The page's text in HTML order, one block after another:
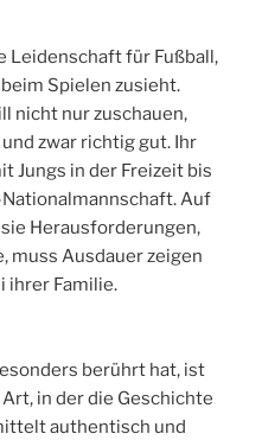
Leidenschaft für Fußball,
Spielen zusieht.
nicht nur zuschauen,
zwar richtig gut. Ihr
Jungs in der Freizeit bis
Auf
Herausforderungen,
muss Ausdauer zeigen
ihrer Familie.
berührt hat, ist
in der die Geschichte
authentisch und